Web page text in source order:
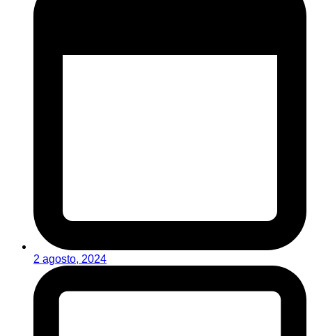
2 agosto, 2024